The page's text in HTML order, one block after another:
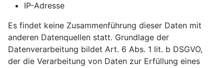
IP-Adresse
Es findet keine Zusammenführung dieser Daten mit
anderen Datenquellen statt. Grundlage der
Datenverarbeitung bildet Art. 6 Abs. 1 lit. b DSGVO,
der die Verarbeitung von Daten zur Erfüllung eines